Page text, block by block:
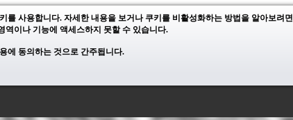
를 사용합니다. 자세한 내용을 보거나 쿠키를 비활성화하는 방법을 알아보려면
역이나 기능에 액세스하지 못할 수 있습니다.
에 동의하는 것으로 간주됩니다.